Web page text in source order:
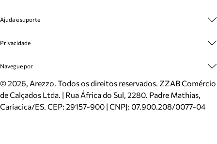
Venda Corporativa
Mapa do Site
Inverno
Mundo Arezzo
Plano de Negócio
Ajuda e suporte
Cadastro
Meus Pedidos
Trocas e Devoluções
Cartão Presente
Localizador de lojas
Privacidade
Politica e Privacidade
Navegue por
Sapatos
Bolsas
Scarpins
©2026, Arezzo. Todos os direitos reservados. ZZAB Comércio
de Calçados Ltda. | Rua África do Sul, 2280. Padre Mathias,
Cariacica/ES. CEP: 29157-900 | CNPJ: 07.900.208/0077-04